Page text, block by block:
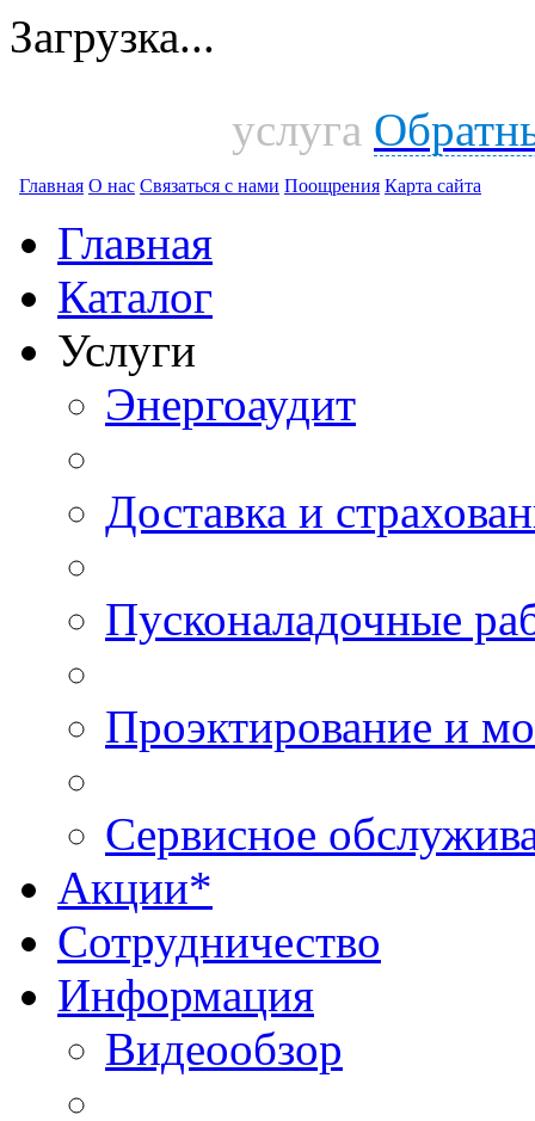
Загрузка...
услуга
Главная О нас Связаться с нами Поощрения Карта сайта
Главная
Каталог
Услуги
Энергоаудит
Доставка и
Пусконаладочные
Проэктирование и
Сервисное
Акции*
Сотрудничество
Информация
Видеообзор